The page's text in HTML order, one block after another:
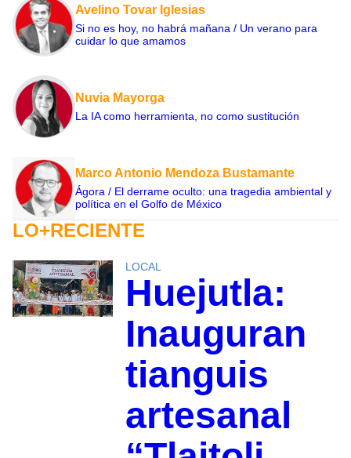
Avelino Tovar Iglesias
Si no es hoy, no habrá mañana / Un verano para
cuidar lo que amamos
Nuvia Mayorga
La IA como herramienta, no como sustitución
Marco Antonio Mendoza Bustamante
Ágora / El derrame oculto: una tragedia ambiental y
política en el Golfo de México
LO+RECIENTE
LOCAL
Huejutla:
Inauguran
tianguis
artesanal